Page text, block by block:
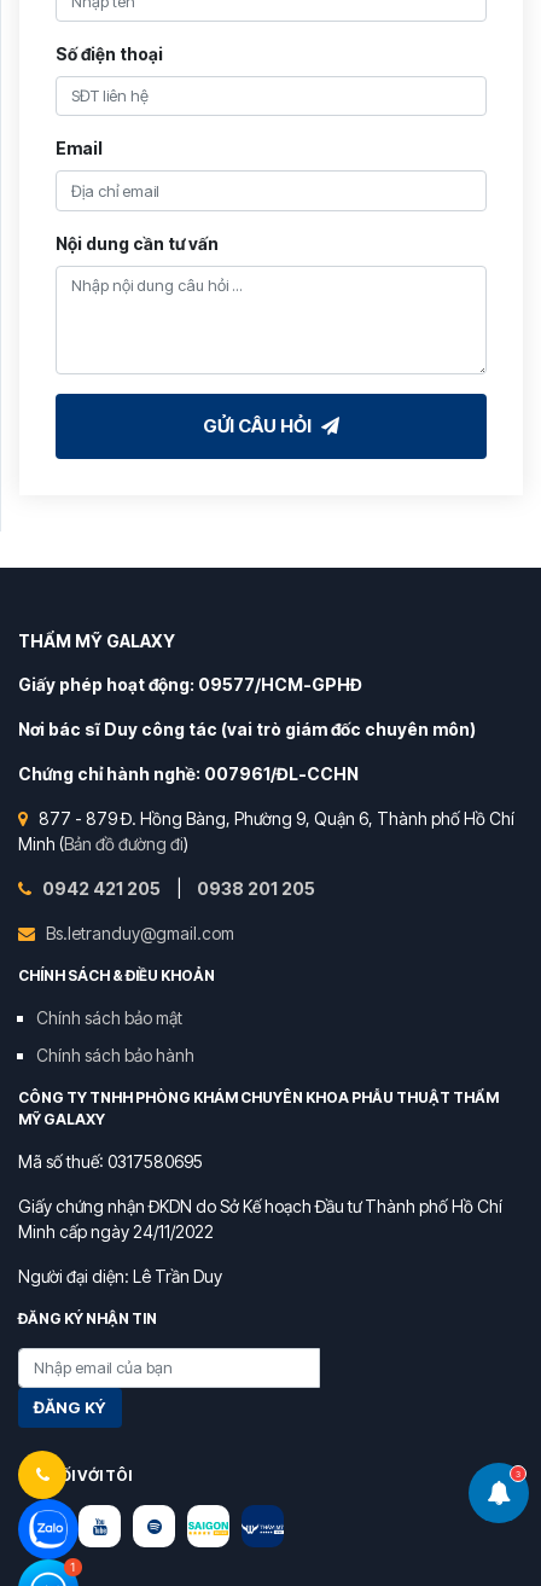
3
Số điện thoại
Email
Nội dung cần tư vấn
GỬI CÂU HỎI
THẨM MỸ GALAXY
Giấy phép hoạt động: 09577/HCM-GPHĐ
Nơi bác sĩ Duy công tác (vai trò giám đốc chuyên môn)
Chứng chỉ hành nghề: 007961/ĐL-CCHN
877 - 879 Đ. Hồng Bàng, Phường 9, Quận 6, Thành phố Hồ Chí
Minh (Bản đồ đường đi)
0942 421 205 0938 201 205
Bs.letranduy@gmail.com
CHÍNH SÁCH & ĐIỀU KHOẢN
Chính sách bảo mật
Chính sách bảo hành
CÔNG TY TNHH PHÒNG KHÁM CHUYÊN KHOA PHẪU THUẬT THẨM
MỸ GALAXY
Mã số thuế: 0317580695
Giấy chứng nhận ĐKDN do Sở Kế hoạch Đầu tư Thành phố Hồ Chí
Minh cấp ngày 24/11/2022
Người đại diện: Lê Trần Duy
ĐĂNG KÝ NHẬN TIN
ĐĂNG KÝ
KẾT NỐI VỚI TÔI